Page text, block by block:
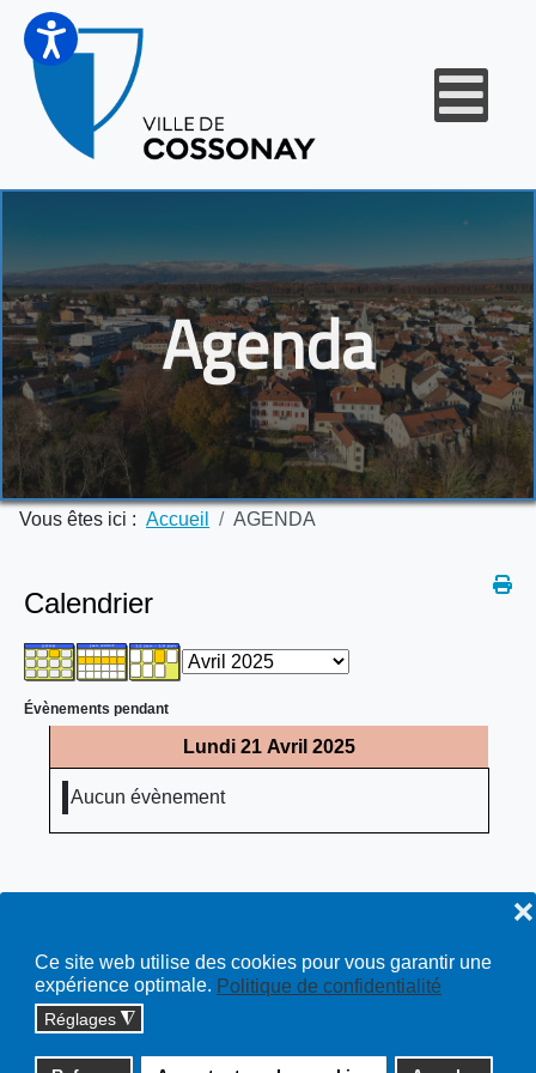
Ce site web utilise des cookies pour vous garantir une
expérience optimale. Politique de confidentialité
Réglages ◮
❌
Agenda
Vous êtes ici : Accueil AGENDA
Calendrier
Évènements pendant
Lundi 21 Avril 2025
Aucun évènement
Copyright © 2026 cossonay.ch - tous droits réservés | site :